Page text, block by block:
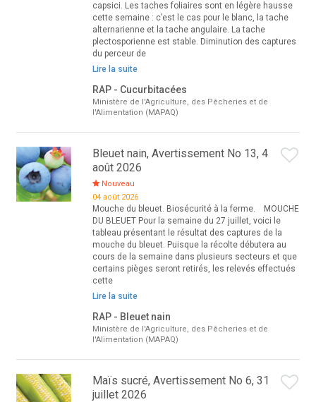
capsici. Les taches foliaires sont en légère hausse
cette semaine : c’est le cas pour le blanc, la tache
alternarienne et la tache angulaire. La tache
plectosporienne est stable. Diminution des captures
du perceur de
Lire la suite
RAP - Cucurbitacées
Ministère de l'Agriculture, des Pêcheries et de
l'Alimentation (MAPAQ)
Bleuet nain, Avertissement No 13, 4
août 2026
Nouveau
04 août 2026
Mouche du bleuet. Biosécurité à la ferme. MOUCHE
DU BLEUET Pour la semaine du 27 juillet, voici le
tableau présentant le résultat des captures de la
mouche du bleuet. Puisque la récolte débutera au
cours de la semaine dans plusieurs secteurs et que
certains pièges seront retirés, les relevés effectués
cette
Lire la suite
RAP - Bleuet nain
Ministère de l'Agriculture, des Pêcheries et de
l'Alimentation (MAPAQ)
Maïs sucré, Avertissement No 6, 31
juillet 2026